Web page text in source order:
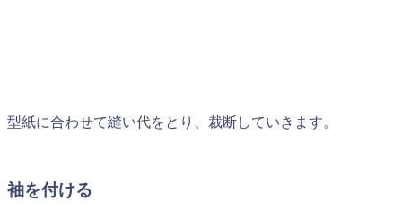
型紙に合わせて縫い代をとり、裁断していきます。
袖を付ける